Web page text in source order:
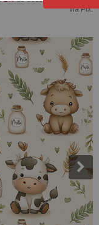
via Pix.